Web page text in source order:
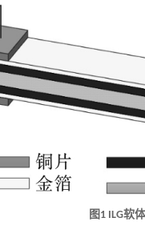
图1 ILG软